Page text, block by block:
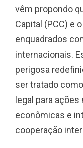
vêm propondo
Capital (PCC) e
enquadrados
internacionais.
perigosa
ser tratado
legal para
econômicas e
cooperação